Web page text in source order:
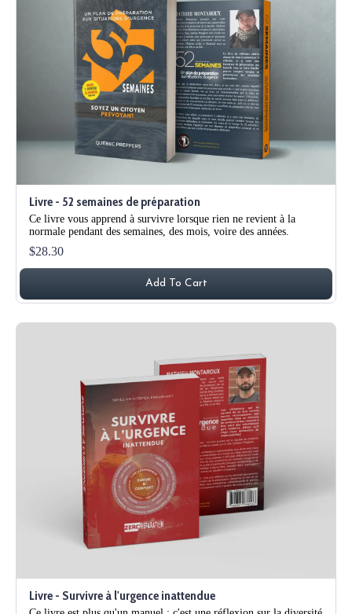
Livre - 52 semaines de préparation
Ce livre vous apprend à survivre lorsque rien ne revient à la
normale pendant des semaines, des mois, voire des années.
$28.30
Add To Cart
Livre - Survivre à l'urgence inattendue